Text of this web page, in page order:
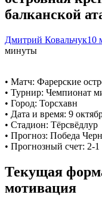
балканской
Дмитрий Ковальчук10
минуты
• Матч: Фарерские
• Турнир: Чемпионат
• Город: Торсхавн
• Дата и время: 9
• Стадион: Тёрсвёдлур
• Прогноз: Победа
• Прогнозный счет: 2-1
Текущая
мотивация